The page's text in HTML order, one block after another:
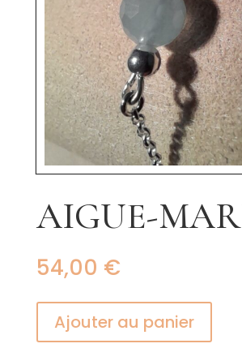
AIGUE-
54,00 €
Ajouter au panier